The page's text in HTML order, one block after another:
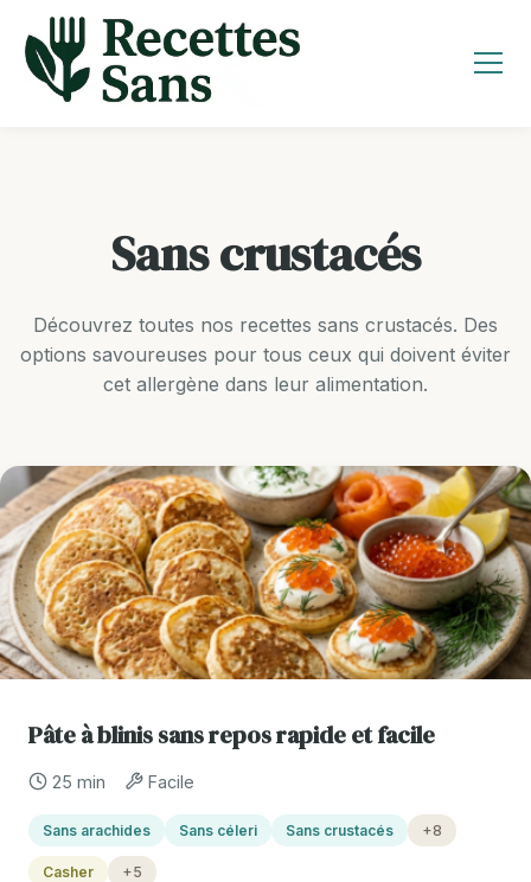
contenu
Sans crustacés
Découvrez toutes nos recettes sans crustacés. Des
options savoureuses pour tous ceux qui doivent éviter
cet allergène dans leur alimentation.
Pâte à blinis sans repos rapide et facile
25 min Facile
Sans arachides Sans céleri Sans crustacés +8
Casher +5